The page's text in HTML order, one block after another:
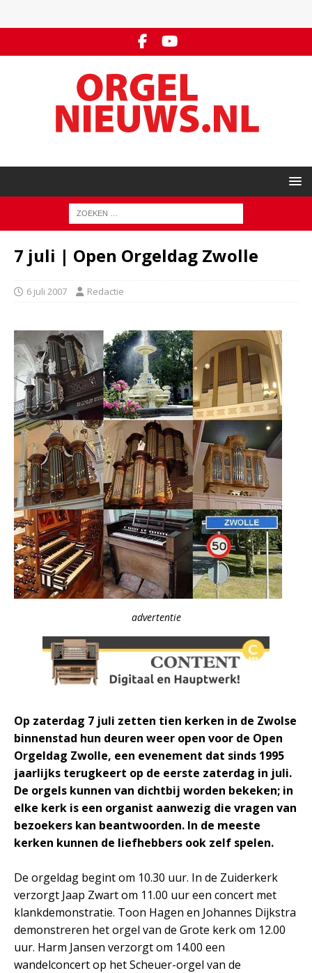
7 juli | Open Orgeldag Zwolle
6 juli 2007 Redactie
advertentie
Op zaterdag 7 juli zetten tien kerken in de Zwolse
binnenstad hun deuren weer open voor de Open
Orgeldag Zwolle, een evenement dat sinds 1995
jaarlijks terugkeert op de eerste zaterdag in juli.
De orgels kunnen van dichtbij worden bekeken; in
elke kerk is een organist aanwezig die vragen van
bezoekers kan beantwoorden. In de meeste
kerken kunnen de liefhebbers ook zelf spelen.
De orgeldag begint om 10.30 uur. In de Zuiderkerk
verzorgt Jaap Zwart om 11.00 uur een concert met
klankdemonstratie. Toon Hagen en Johannes Dijkstra
demonstreren het orgel van de Grote kerk om 12.00
uur. Harm Jansen verzorgt om 14.00 een
wandelconcert op het Scheuer-orgel van de